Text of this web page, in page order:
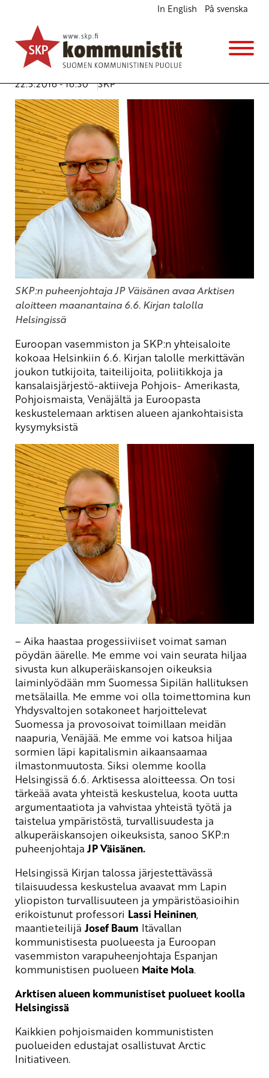
In English På svenska
Ympäristön, alkuperäiskansojen ja rauhan
puolesta – Arctic Initiative Helsingissä 6.6. Kirjan
talolla
Ajankohtaista
22.5.2016 - 16:30
SKP
SKP:n puheenjohtaja JP Väisänen avaa Arktisen
aloitteen maanantaina 6.6. Kirjan talolla
Helsingissä
Euroopan vasemmiston ja SKP:n yhteisaloite
kokoaa Helsinkiin 6.6. Kirjan talolle merkittävän
joukon tutkijoita, taiteilijoita, poliitikkoja ja
kansalaisjärjestö-aktiiveja Pohjois- Amerikasta,
Pohjoismaista, Venäjältä ja Euroopasta
keskustelemaan arktisen alueen ajankohtaisista
kysymyksistä
– Aika haastaa progessiiviiset voimat saman
pöydän äärelle. Me emme voi vain seurata hiljaa
sivusta kun alkuperäiskansojen oikeuksia
laiminlyödään mm Suomessa Sipilän hallituksen
metsälailla. Me emme voi olla toimettomina kun
Yhdysvaltojen sotakoneet harjoittelevat
Suomessa ja provosoivat toimillaan meidän
naapuria, Venäjää. Me emme voi katsoa hiljaa
sormien läpi kapitalismin aikaansaamaa
ilmastonmuutosta. Siksi olemme koolla
Helsingissä 6.6. Arktisessa aloitteessa. On tosi
tärkeää avata yhteistä keskustelua, koota uutta
argumentaatiota ja vahvistaa yhteistä työtä ja
taistelua ympäristöstä, turvallisuudesta ja
alkuperäiskansojen oikeuksista, sanoo SKP:n
puheenjohtaja JP Väisänen.
Helsingissä Kirjan talossa järjestettävässä
tilaisuudessa keskustelua avaavat mm Lapin
yliopiston turvallisuuteen ja ympäristöasioihin
erikoistunut professori Lassi Heininen
maantieteilijä Josef Baum Itävallan
kommunistisesta puolueesta ja Euroopan
vasemmiston varapuheenjohtaja Espanjan
kommunistisen puolueen Maite Mola.
Arktisen alueen kommunistiset puolueet koolla
Helsingissä
Kaikkien pohjoismaiden kommunististen
puolueiden edustajat osallistuvat Arctic
Initiativeen.